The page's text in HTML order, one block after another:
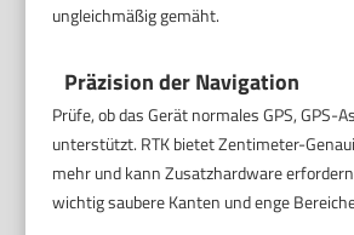
ungleichmäßig gemäht.
Präzision der Navigation
Prüfe, ob das Gerät normales GPS, GPS-
unterstützt. RTK bietet Zentimeter-
mehr und kann Zusatzhardware
wichtig saubere Kanten und enge